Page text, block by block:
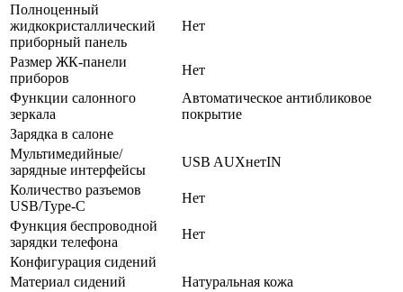
Полноценный
жидкокристаллический
приборный панель
Нет
Размер ЖК-панели
приборов
Нет
Функции салонного
зеркала
Автоматическое антибликовое
покрытие
Зарядка в салоне
Мультимедийные/
зарядные интерфейсы
USB AUXнетIN
Количество разъемов
USB/Type-C
Нет
Функция беспроводной
зарядки телефона
Нет
Конфигурация сидений
Материал сидений
Натуральная кожа